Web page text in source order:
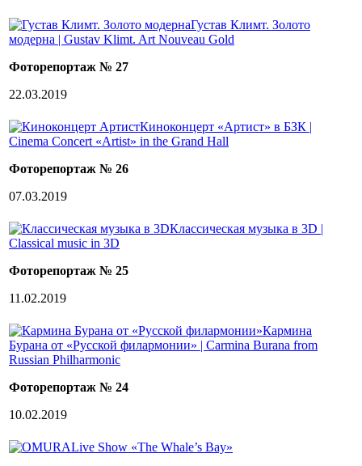
Густав Климт. Золото
модерна | Gustav Klimt. Art Nouveau Gold
Фоторепортаж № 27
22.03.2019
Киноконцерт «Артист» в БЗК |
Cinema Concert «Artist» in the Grand Hall
Фоторепортаж № 26
07.03.2019
Классическая музыка в 3D |
Classical music in 3D
Фоторепортаж № 25
11.02.2019
Кармина
Бурана от «Русской филармонии» | Carmina Burana from
Russian Philharmonic
Фоторепортаж № 24
10.02.2019
Live Show «The Whale’s Bay»